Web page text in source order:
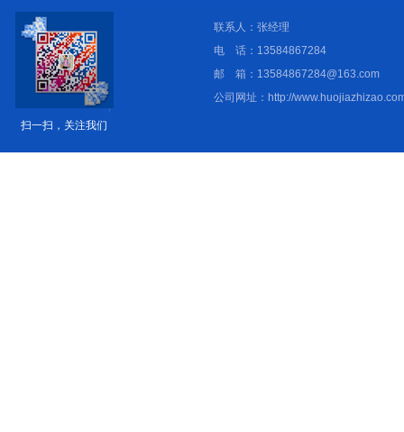
扫一扫，关注我们
联系人：张经理
电 话：13584867284
邮 箱：13584867284@163.com
公司网址：http://